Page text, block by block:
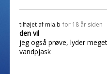
tilføjet af mia.b for 18 år siden
den vil
jeg også prøve, lyder
vandpjask